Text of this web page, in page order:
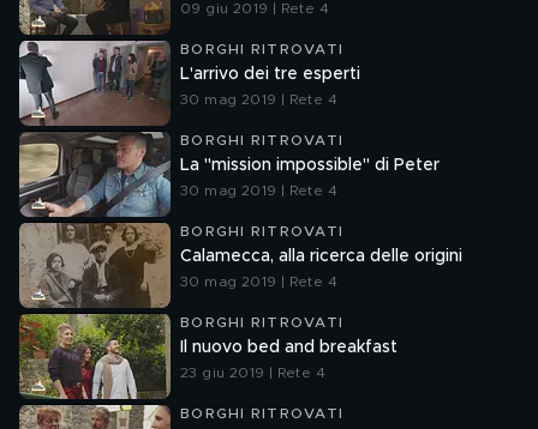
09 giu 2019 | Rete 4
BORGHI RITROVATI
L'arrivo dei tre esperti
30 mag 2019 | Rete 4
BORGHI RITROVATI
La "mission impossible" di Peter
30 mag 2019 | Rete 4
BORGHI RITROVATI
Calamecca, alla ricerca delle origini
30 mag 2019 | Rete 4
BORGHI RITROVATI
Il nuovo bed and breakfast
23 giu 2019 | Rete 4
BORGHI RITROVATI